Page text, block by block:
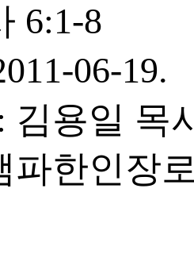
6:1-8
06-19.
김용일 목
파한인장